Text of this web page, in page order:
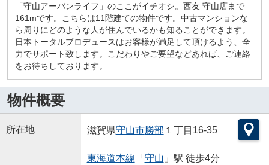
「守山アーバンライフ」のここがイチオシ。西友 守山店まで
161mです。こちらは11階建ての物件です。中古マンションな
ら周りにどのような人が住んでいるかも知ることができます。
日本トータルプロデュースはお客様が満足して頂けるよう、全
力でサポート致します。こだわりやご要望などあれば、ご連絡
をお待ちしております。
物件概要
所在地 滋賀県守山市勝部 １丁目16-35
東海道本線 「 守山 」駅 徒歩4分